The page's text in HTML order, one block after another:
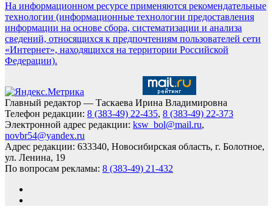
На информационном ресурсе применяются рекомендательные
технологии (информационные технологии предоставления
информации на основе сбора, систематизации и анализа
сведений, относящихся к предпочтениям пользователей сети
«Интернет», находящихся на территории Российской
Федерации).
Главный редактор — Таскаева Ирина Владимировна
Телефон редакции: 8 (383-49) 22-435, 8 (383-49) 22-373
Электронной адрес редакции: ksw_bol@mail.ru,
novbr54@yandex.ru
Адрес редакции: 633340, Новосибирская область, г. Болотное,
ул. Ленина, 19
По вопросам рекламы: 8 (383-49) 21-432